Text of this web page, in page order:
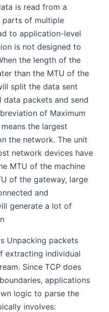
is read from a
parts of multiple
to application-level
is not designed to
the length of the
than the MTU of the
split the data sent
packets and send
of Maximum
the largest
the network. The unit
network devices have
MTU of the machine
of the gateway, large
and
generate a lot of
Unpacking packets
extracting individual
Since TCP does
applications
logic to parse the
involves: